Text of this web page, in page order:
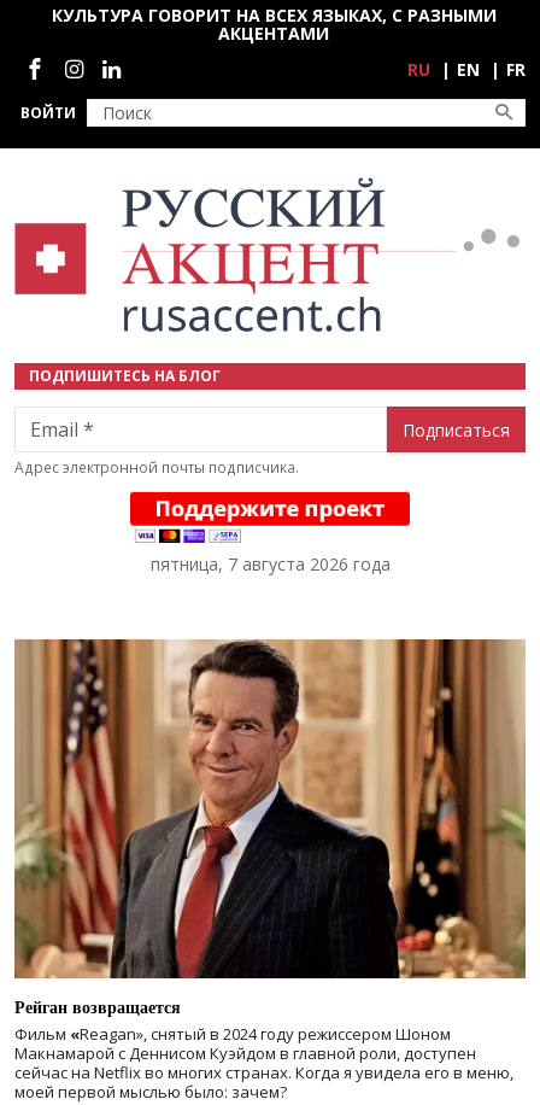
Перейти к основному содержанию
ВОЙТИ
КУЛЬТУРА ГОВОРИТ НА ВСЕХ ЯЗЫКАХ, С РАЗНЫМИ
АКЦЕНТАМИ
Социальные сети
RU EN FR
ПОДПИШИТЕСЬ НА БЛОГ
Email
Адрес электронной почты подписчика.
пятница, 7 августа 2026 года
Рейган возвращается
Фильм «Reagan», снятый в 2024 годурежиссером Шоном
Макнамарой с Деннисом Куэйдом в главной роли, доступен
сейчас на Netflix во многих странах. Когда я увидела его в меню,
моей первой мыслью было: зачем?